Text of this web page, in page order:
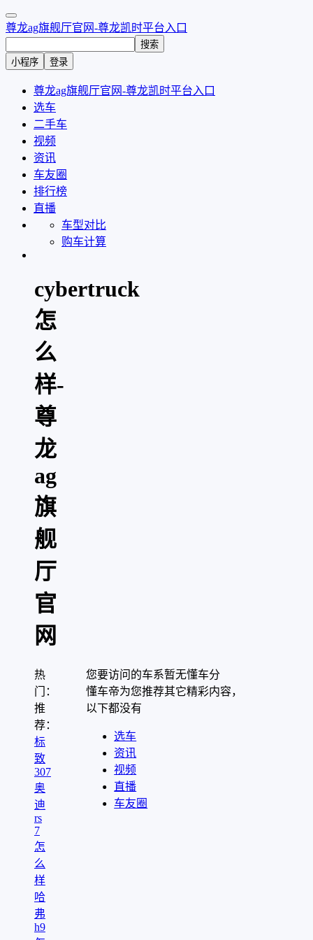
尊龙ag旗舰厅官网-尊龙凯时平台入口
搜索
小程序
登录
尊龙ag旗舰厅官网-尊龙凯时平台入口
选车
二手车
视频
资讯
车友圈
排行榜
直播
车型对比
购车计算
cybertruck
怎
么
样-
尊
龙
ag
旗
舰
厅
官
网
您要访问的车系暂无懂车分
懂车帝为您推荐其它精彩内容，
以下都没有
选车
资讯
视频
直播
车友圈
热
门：
推
荐：
标
致
307
奥
迪
rs
7
怎
么
样
哈
弗
h9